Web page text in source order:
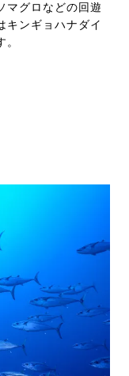
マグロなどの回遊
キンギョハナダイ